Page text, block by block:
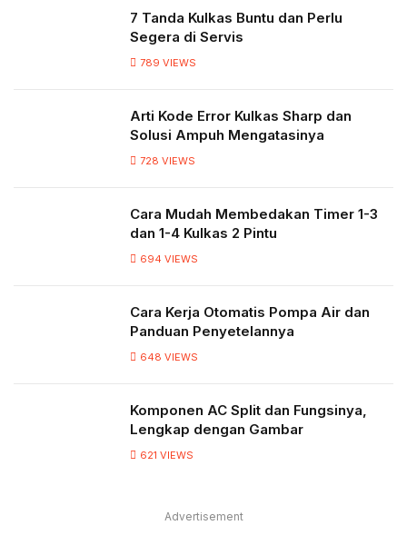
7 Tanda Kulkas Buntu dan Perlu
Segera di Servis
789 VIEWS
Arti Kode Error Kulkas Sharp dan
Solusi Ampuh Mengatasinya
728 VIEWS
Cara Mudah Membedakan Timer 1-3
dan 1-4 Kulkas 2 Pintu
694 VIEWS
Cara Kerja Otomatis Pompa Air dan
Panduan Penyetelannya
648 VIEWS
Komponen AC Split dan Fungsinya,
Lengkap dengan Gambar
621 VIEWS
Advertisement